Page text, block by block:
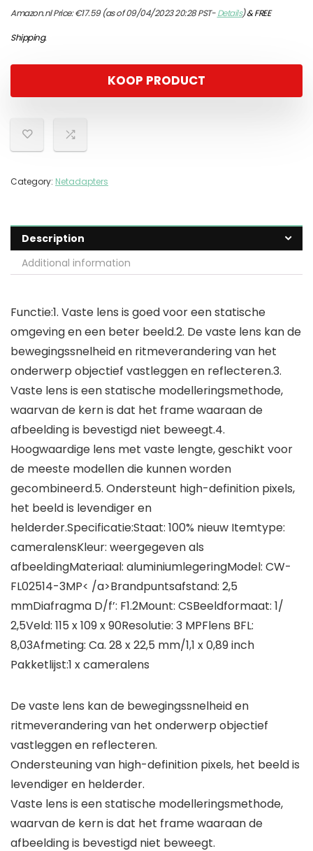
Amazon.nl Price:€17.59(as of 09/04/2023 20:28 PST-Details)&FREE
Shipping.
KOOP PRODUCT
Category: Netadapters
Description
Additional information
Functie:1. Vaste lens is goed voor een statische
omgeving en een beter beeld.2. De vaste lens kan de
bewegingssnelheid en ritmeverandering van het
onderwerp objectief vastleggen en reflecteren.3.
Vaste lens is een statische modelleringsmethode,
waarvan de kern is dat het frame waaraan de
afbeelding is bevestigd niet beweegt.4.
Hoogwaardige lens met vaste lengte, geschikt voor
de meeste modellen die kunnen worden
gecombineerd.5. Ondersteunt high-definition pixels,
het beeld is levendiger en
helderder.Specificatie:Staat: 100% nieuw Itemtype:
cameralensKleur: weergegeven als
afbeeldingMateriaal: aluminiumlegeringModel: CW-
FL02514-3MP< /a>Brandpuntsafstand: 2,5
mmDiafragma D/f’: F1.2Mount: CSBeeldformaat: 1/
2,5Veld: 115 x 109 x 90Resolutie: 3 MPFlens BFL:
8,03Afmeting: Ca. 28 x 22,5 mm/1,1 x 0,89 inch
Pakketlijst:1 x cameralens
De vaste lens kan de bewegingssnelheid en
ritmeverandering van het onderwerp objectief
vastleggen en reflecteren.
Ondersteuning van high-definition pixels, het beeld is
levendiger en helderder.
Vaste lens is een statische modelleringsmethode,
waarvan de kern is dat het frame waaraan de
afbeelding is bevestigd niet beweegt.